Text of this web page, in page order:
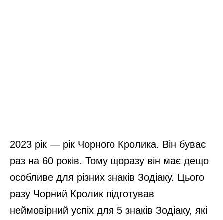
2023 рік — рік Чорного Кролика. Він буває
раз на 60 років. Тому щоразу він має дещо
особливе для різних знаків Зодіаку. Цього
разу Чорний Кролик підготував
неймовірний успіх для 5 знаків Зодіаку, які